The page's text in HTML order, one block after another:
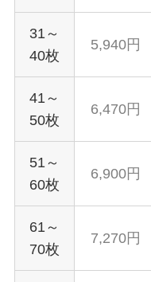
31～
40枚
5,940円
41～
50枚
6,470円
51～
60枚
6,900円
61～
70枚
7,270円